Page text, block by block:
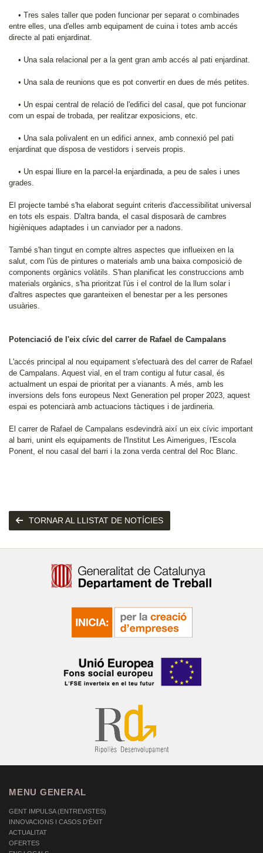
• Tres sales taller que poden funcionar per separat o combinades
entre elles, una d'elles amb equipament de cuina i totes amb accés
directe al pati enjardinat.
• Una sala relacional per a la gent gran amb accés al pati enjardinat.
• Una sala de reunions que es pot convertir en dues de més petites.
• Un espai central de relació de l'edifici del casal, que pot funcionar
com un espai de trobada, per realitzar exposicions, etc.
• Una sala polivalent en un edifici annex, amb connexió pel pati
enjardinat que disposa de vestidors i serveis propis.
• Un espai lliure en la parcel·la enjardinada, a peu de sales i unes
grades.
El projecte també s'ha elaborat seguint criteris d'accessibilitat universal
en tots els espais. D'altra banda, el casal disposarà de cambres
higièniques adaptades i un canviador per a nadons.
També s'han tingut en compte altres aspectes que influeixen en la
salut, com l'ús de pintures o materials amb una baixa composició de
components orgànics volàtils. S'han planificat les construccions amb
materials orgànics, s'ha prioritzat l'ús i el control de la llum solar i
d'altres aspectes que garanteixen el benestar per a les persones
usuàries.
Potenciació de l'eix cívic del carrer de Rafael de Campalans
L'accés principal al nou equipament s'efectuarà des del carrer de Rafael
de Campalans. Aquest vial, en el tram contigu al futur casal, és
actualment un espai de prioritat per a vianants. A més, amb les
inversions dels fons europeus Next Generation pel proper 2023, aquest
espai es potenciarà amb actuacions tàctiques i de jardineria.
El carrer de Rafael de Campalans esdevindrà així un eix cívic important
al barri, unint els equipaments de l'Institut Les Aimerigues, l'Escola
Ponent, el nou casal del barri i la zona verda central del Roc Blanc.
TORNAR AL LLISTAT DE NOTÍCIES
MENU GENERAL
GENT IMPULSA (ENTREVISTES)
INNOVACIONS I CASOS D'ÈXIT
ACTUALITAT
OFERTES